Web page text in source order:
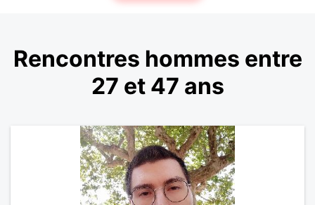
Rencontres hommes entre
27 et 47 ans